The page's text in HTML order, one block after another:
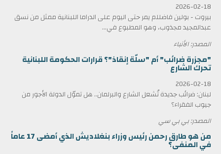
2026-02-18
بيروت - بولين فاضللم يمر حتى اليوم على الدراما اللبنانية ممثل من نسق
عبدالمجيد مجذوب، وهو المطبوع في...
المصدر: الأنباء
"مجزرة ضرائب" أم "سلّة إنقاذ"؟ قرارات الحكومة اللبنانية
تحرك الشارع
2026-02-18
لبنان: ضرائب جديدة تُشعل الشارع والبرلمان.. هل تموّل الدولة الأجور من
جيوب الفقراء؟
المصدر: بي بي سي
من هو طارق رحمن رئيس وزراء بنغلاديش الذي أمضى 17 عاماً
في المنفى؟